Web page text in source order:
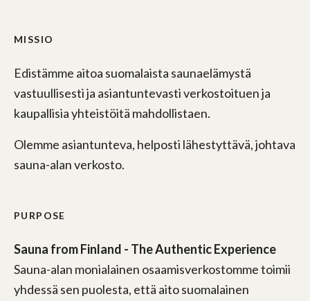
MISSIO
Edistämme aitoa suomalaista saunaelämystä
vastuullisesti ja asiantuntevasti verkostoituen ja
kaupallisia yhteistöitä mahdollistaen.
Olemme asiantunteva, helposti lähestyttävä, johtava
sauna-alan verkosto.
PURPOSE
Sauna from Finland - The Authentic Experience
Sauna-alan monialainen osaamisverkostomme toimii
yhdessä sen puolesta, että aito suomalainen